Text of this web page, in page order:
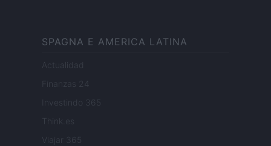
SPAGNA E AMERICA LATINA
Actualidad
Finanzas 24
Investindo 365
Think.es
Viajar 365